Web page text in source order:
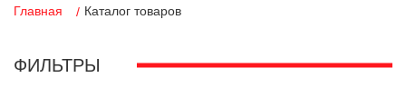
Главная Каталог товаров
ФИЛЬТРЫ